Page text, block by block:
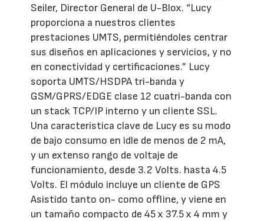
Seiler, Director General de U-Blox. “Lucy
proporciona a nuestros clientes
prestaciones UMTS, permitiéndoles centrar
sus diseños en aplicaciones y servicios, y no
en conectividad y certificaciones.” Lucy
soporta UMTS/HSDPA tri-banda y
GSM/GPRS/EDGE clase 12 cuatri-banda con
un stack TCP/IP interno y un cliente SSL.
Una característica clave de Lucy es su modo
de bajo consumo en idle de menos de 2 mA,
y un extenso rango de voltaje de
funcionamiento, desde 3.2 Volts. hasta 4.5
Volts. El módulo incluye un cliente de GPS
Asistido tanto on- como offline, y viene en
un tamaño compacto de 45 x 37.5 x 4 mm y